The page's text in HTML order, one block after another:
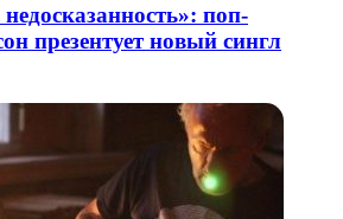
поп-
презентует новый сингл